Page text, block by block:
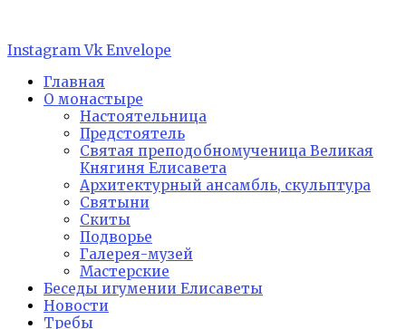
содержимому
Instagram Vk Envelope
Главная
О монастыре
Настоятельница
Предстоятель
Святая преподобномученица Великая
Княгиня Елисавета
Архитектурный ансамбль, скульптура
Святыни
Скиты
Подворье
Галерея-музей
Мастерские
Беседы игумении Елисаветы
Новости
Требы